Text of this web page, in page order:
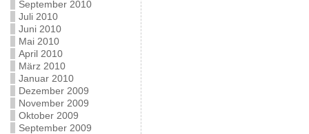
September 2010
Juli 2010
Juni 2010
Mai 2010
April 2010
März 2010
Januar 2010
Dezember 2009
November 2009
Oktober 2009
September 2009